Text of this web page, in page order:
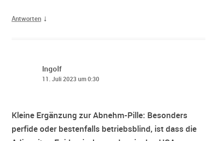
Antworten ↓
Ingolf
11. Juli 2023 um 0:30
Kleine Ergänzung zur Abnehm-Pille: Besonders
perfide oder bestenfalls betriebsblind, ist dass die